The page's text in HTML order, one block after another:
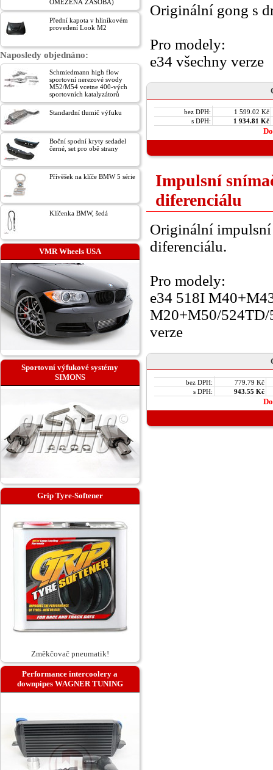
Originální gong s
Pro modely:
e34 všechny verze
bez DPH:
1 599.02 Kč
s DPH:
1 934.81 Kč
Impulsní
diferenciálu
Originální impulsní
diferenciálu.
Pro modely:
e34 518I
M20+M50/524TD/
verze
bez DPH:
779.79 Kč
s DPH:
943.55 Kč
OMEZENÁ ZÁSOBA)
Přední kapota v hliníkovém
provedení Look M2
Naposledy objednáno:
Schmiedmann high flow
sportovní nerezové svody
M52/M54 vcetne 400-vých
sportovních katalyzátorů
Standardní tlumič výfuku
Boční spodní kryty sedadel
černé, set pro obě strany
Přívěšek na klíče BMW 5 série
Klíčenka BMW, šedá
VMR Wheels USA
Sportovní výfukové systémy
SIMONS
Grip Tyre-Softener
Změkčovač pneumatik!
Performance intercoolery a
downpipes WAGNER TUNING